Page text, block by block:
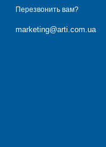
Перезвонить вам?
marketing@arti.com.ua